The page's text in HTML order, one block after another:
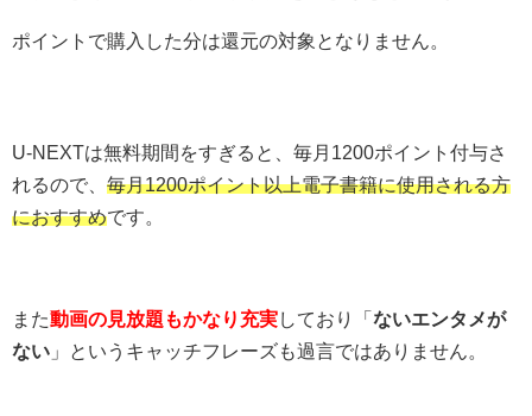
ポイントで購入した分は還元の対象となりません。
U-NEXTは無料期間をすぎると、毎月1200ポイント付与さ
れるので、 毎月1200ポイント以上電子書籍に使用される方
におすすめです。
また動画の見放題もかなり充実しており「 ないエンタメが
ない 」というキャッチフレーズも過言ではありません。